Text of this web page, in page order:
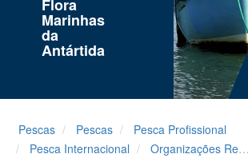
Flora
Marinhas
da
Antártida
Pescas Pescas
Pesca Profissional
Pesca Internacional
Organizações Regionais de Gestão das Pescas